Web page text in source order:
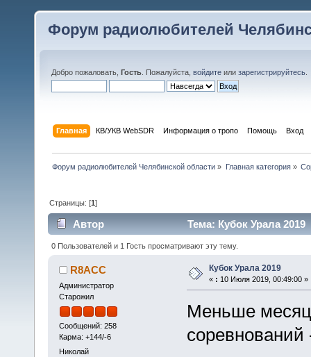
Форум радиолюбителей
Добро пожаловать, Гость . Пожалуйста, войдите или зарегистрируйтесь
Главная КВ/УКВ WebSDR Информация о тропо Помощь Вход
Форум радиолюбителей Челябинской области » Главная категория»
Страницы: [1]
Автор Тема: Кубок Урала 2019
0 Пользователей и 1 Гость просматривают эту тему.
R8ACC
Администратор
Старожил
Сообщений: 258
Карма: +144/-6
Николай
Кубок Урала 2019
« : 10 Июля 2019, 00:49:00 »
Меньше
соревнований